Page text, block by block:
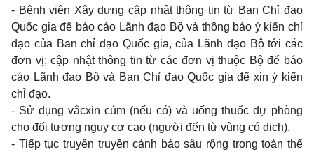
- Bệnh viện Xây dựng cập nhật thông tin từ Ban Chỉ đạo
Quốc gia để báo cáo Lãnh đạo Bộ và thông báo ý kiến chỉ
đạo của Ban chỉ đạo Quốc gia, của Lãnh đạo Bộ tới các
đơn vị; cập nhật thông tin từ các đơn vị thuộc Bộ để báo
cáo Lãnh đạo Bộ và Ban Chỉ đạo Quốc gia để xin ý kiến
chỉ đạo.
- Sử dụng vắcxin cúm (nếu có) và uống thuốc dự phòng
cho đối tượng nguy cơ cao (người đến từ vùng có dịch).
- Tiếp tục truyên truyền cảnh báo sâu rộng trong toàn thể